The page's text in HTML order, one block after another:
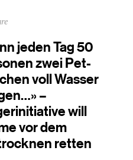
jeden Tag 50
zwei Pet-
voll Wasser
–
will
vor dem
retten